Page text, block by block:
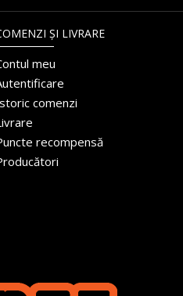
ȘI LIVRARE
meu
comenzi
recompensă